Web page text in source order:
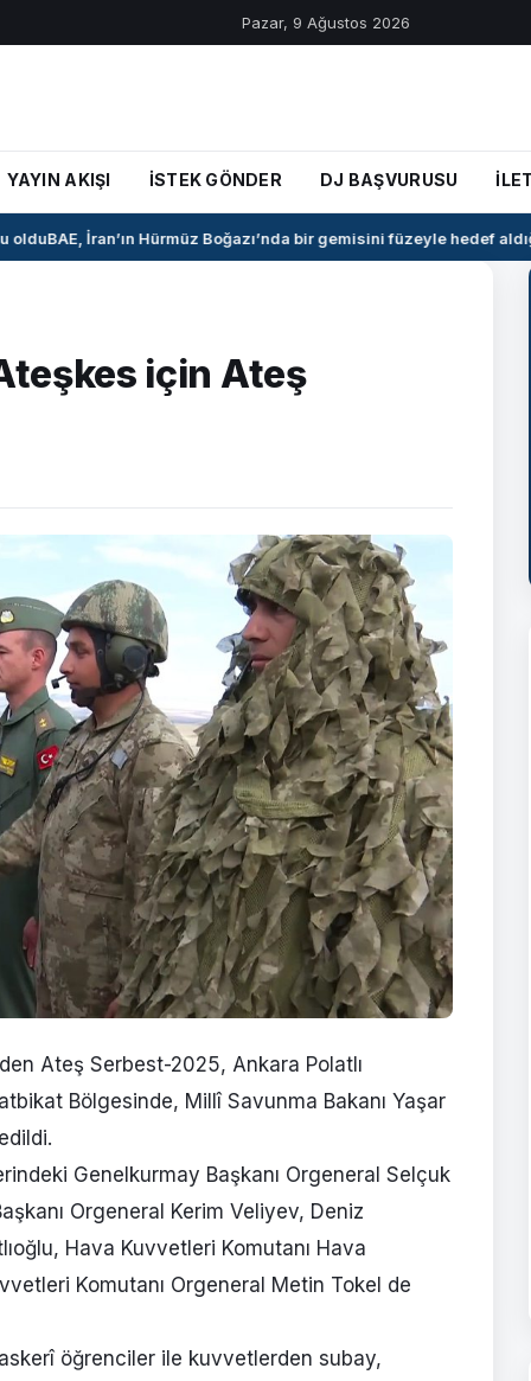
Pazar, 9 Ağustos 2026
YAYIN AKIŞI İSTEK GÖNDER DJ BAŞVURUSU
BAE, İran’ın Hürmüz Boğazı’nda bir gemisini füzeyle hedef
için Ateş
Ateş Serbest-2025, Ankara Polatlı
Bölgesinde, Millî Savunma Bakanı Yaşar
Genelkurmay Başkanı Orgeneral Selçuk
Orgeneral Kerim Veliyev, Deniz
Hava Kuvvetleri Komutanı Hava
Komutanı Orgeneral Metin Tokel de
öğrenciler ile kuvvetlerden subay,